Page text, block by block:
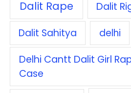
Dalit Rape Dalit
Dalit Sahitya delhi
Delhi Cantt Dalit Girl
Case